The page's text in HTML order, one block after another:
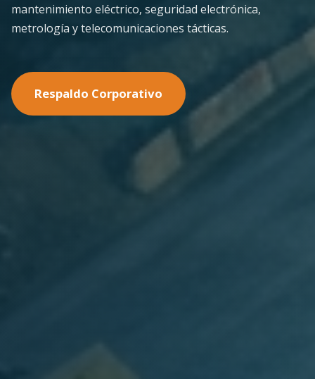
estándares de seguridad y calidad técnica para la
minería pesada.
Nuestras Soluciones